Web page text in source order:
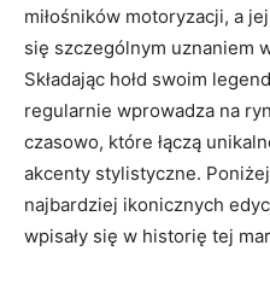
miłośników motoryzacji, a
się szczególnym uznaniem
Składając hołd swoim
regularnie wprowadza na
czasowo, które łączą
akcenty stylistyczne.
najbardziej ikonicznych
wpisały się w historię tej